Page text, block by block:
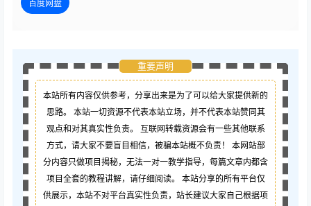
百度网盘
重要声明
本站所有内容仅供参考，分享出来是为了可以给大家提供新的
思路。 本站一切资源不代表本站立场，并不代表本站赞同其
观点和对其真实性负责。 互联网转载资源会有一些其他联系
方式，请大家不要盲目相信，被骗本站概不负责！ 本网站部
分内容只做项目揭秘，无法一对一教学指导，每篇文章内都含
项目全套的教程讲解，请仔细阅读。 本站分享的所有平台仅
供展示，本站不对平台真实性负责，站长建议大家自己根据项